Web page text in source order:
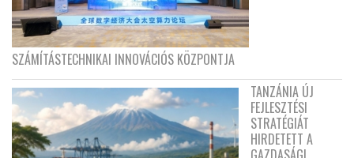
SZÁMÍTÁSTECHNIKAI INNOVÁCIÓS KÖZPONTJA
TANZÁNIA ÚJ
FEJLESZTÉSI
STRATÉGIÁT
HIRDETETT A